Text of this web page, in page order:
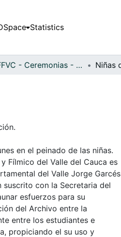
Statistics
APFFVC - Ceremonias - Patrimonial
en el peinado de las niñas.
Fílmico del Valle del Cauca es
del Valle Jorge Garcés
con la Secretaria del
esfuerzos para su
del Archivo entre la
entre los estudiantes e
propiciando el su uso y